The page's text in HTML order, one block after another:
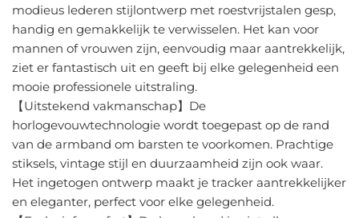
modieus lederen stijlontwerp met roestvrijstalen gesp,
handig en gemakkelijk te verwisselen. Het kan voor
mannen of vrouwen zijn, eenvoudig maar aantrekkelijk,
ziet er fantastisch uit en geeft bij elke gelegenheid een
mooie professionele uitstraling.
【Uitstekend vakmanschap】De
horlogevouwtechnologie wordt toegepast op de rand
van de armband om barsten te voorkomen. Prachtige
stiksels, vintage stijl en duurzaamheid zijn ook waar.
Het ingetogen ontwerp maakt je tracker aantrekkelijker
en eleganter, perfect voor elke gelegenheid.